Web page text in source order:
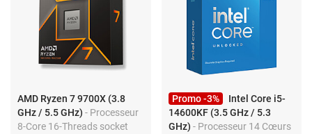
AMD Ryzen 7 9700X (3.8
GHz / 5.5 GHz) - Processeur
8-Core 16-Threads socket
Promo -3%
Intel Core i5-
14600KF (3.5 GHz / 5.3
GHz) - Processeur 14 Cœurs